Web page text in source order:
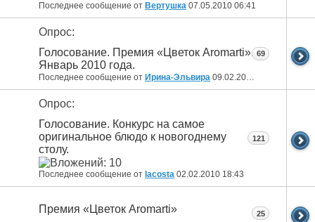
Последнее сообщение от Вертушка 07.05.2010 06:41
Опрос:
Голосование. Премия «Цветок Aromarti».
Январь 2010 года.
Последнее сообщение от Ирина-Эльвира 09.02.2010
69
Опрос:
Голосование. Конкурс на самое
оригинальное блюдо к новогоднему
столу.
Последнее сообщение от lacosta 02.02.2010 18:43
121
Премия «Цветок Aromarti» 25